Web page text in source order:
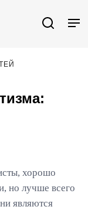
хорошо
но лучше всего
являются